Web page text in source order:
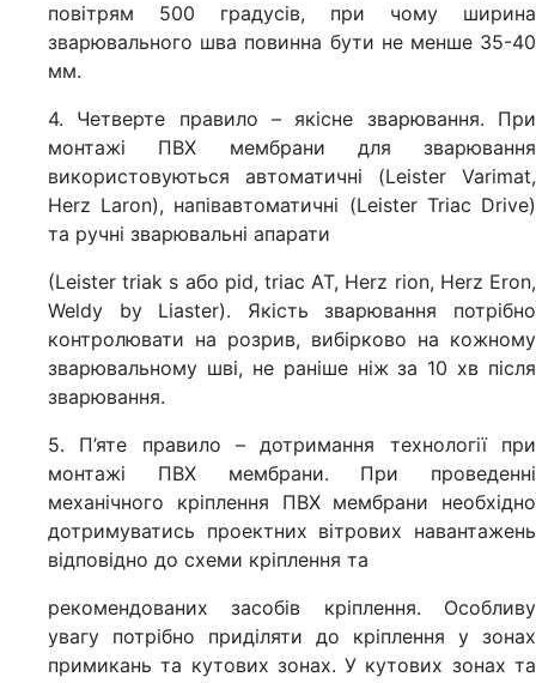
повітрям 500 градусів, при чому ширина
зварювального шва повинна бути не менше 35-40
мм.
4. Четверте правило – якісне зварювання. При
монтажі ПВХ мембрани для зварювання
використовуються автоматичні (Leister Varimat,
Herz Laron), напівавтоматичні (Leister Triac Drive)
та ручні зварювальні апарати
(Leister triak s або pid, triac AT, Herz rion, Herz Eron,
Weldy by Liaster). Якість зварювання потрібно
контролювати на розрив, вибірково на кожному
зварювальному шві, не раніше ніж за 10 хв після
зварювання.
5. П’яте правило – дотримання технології при
монтажі ПВХ мембрани. При проведенні
механічного кріплення ПВХ мембрани необхідно
дотримуватись проектних вітрових навантажень
відповідно до схеми кріплення та
рекомендованих засобів кріплення. Особливу
увагу потрібно приділяти до кріплення у зонах
примикань та кутових зонах. У кутових зонах та